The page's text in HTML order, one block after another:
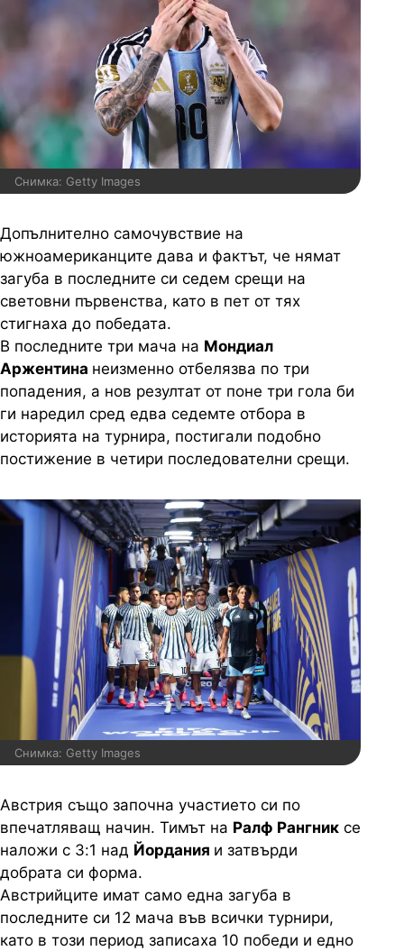
Снимка: Getty Images
Допълнително самочувствие на
южноамериканците дава и фактът, че нямат
загуба в последните си седем срещи на
световни първенства, като в пет от тях
стигнаха до победата.
В последните три мача на Мондиал
Аржентина неизменно отбелязва по три
попадения, а нов резултат от поне три гола би
ги наредил сред едва седемте отбора в
историята на турнира, постигали подобно
постижение в четири последователни срещи.
Снимка: Getty Images
Австрия също започна участието си по
впечатляващ начин. Тимът на Ралф Рангник се
наложи с 3:1 над Йордания и затвърди
добрата си форма.
Австрийците имат само една загуба в
последните си 12 мача във всички турнири,
като в този период записаха 10 победи и едно